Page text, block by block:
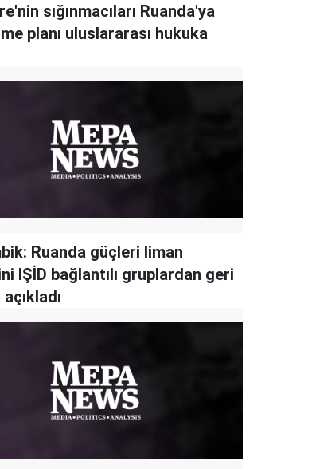
sığınmacıları Ruanda'ya
planı uluslararası hukuka
Ruanda güçleri liman
IŞİD bağlantılı gruplardan geri
açıkladı